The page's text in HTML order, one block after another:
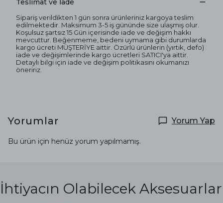
Teslimat ve İade
Sipariş verildikten 1 gün sonra ürünleriniz kargoya teslim
edilmektedir. Maksimum 3-5 iş gününde size ulaşmış olur.
Koşulsuz şartsız 15 Gün içerisinde iade ve değişim hakkı
mevcuttur. Beğenmeme, bedeni uymama gibi durumlarda
kargo ücreti MÜŞTERİYE aittir. Özürlü ürünlerin (yırtık, defo)
iade ve değişimlerinde kargo ücretleri SATICI'ya aittir.
Detaylı bilgi için iade ve değişim politikasını okumanızı
öneririz.
Yorumlar Yorum Yap
Bu ürün için henüz yorum yapılmamış.
İhtiyacın Olabilecek Aksesuarlar